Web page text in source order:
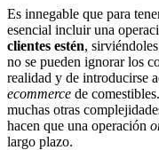
Es innegable que para
esencial incluir una
clientes estén,
no se pueden ignorar los
realidad y de introducirse
ecommerce de
muchas otras
hacen que una operación
largo plazo.